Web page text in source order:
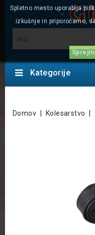
Spletno mesto uporablja
izkušnje in priporočamo,
Kategorije
Domov Kolesarstvo